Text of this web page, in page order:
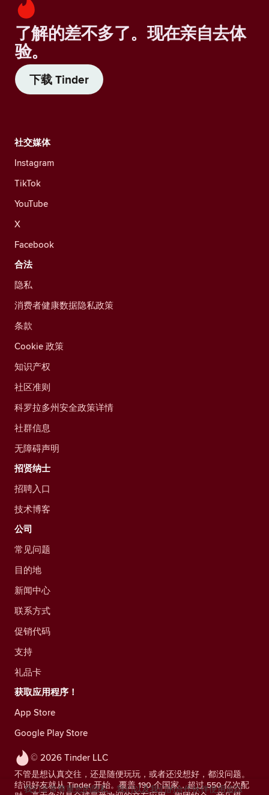
了解的差不多了。现在亲自去体
验。
下载 Tinder
© 2026 Tinder LLC
不管是想认真交往，还是随便玩玩，或者还没想好，都没问题。
结识好友就从 Tinder 开始。覆盖 190 个国家，超过 550 亿次配
社交媒体
Instagram
TikTok
YouTube
X
Facebook
合法
隐私
消费者健康数据隐私政策
条款
Cookie 政策
知识产权
社区准则
科罗拉多州安全政策详情
社群信息
无障碍声明
招贤纳士
招聘入口
技术博客
公司
常见问题
目的地
新闻中心
联系方式
促销代码
支持
礼品卡
获取应用程序！
App Store
Google Play Store
我们非常尊重您的隐私。我们以及我们的合作伙伴使用追踪